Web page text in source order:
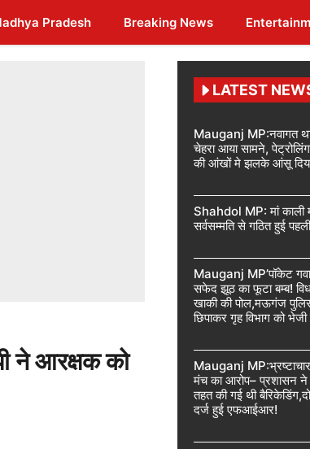
Pradesh Breaking News
ने आरक्षक को
LATEST
Mauganj MP:नवागत
चेहरा आया सामने,
की आंखों मे झलके आंसू दिया
Shahdol MP: मां काली
सर्वसम्मति से गठित हुई
Mauganj MP’पॉकेट
सफेद झूठ का फूटा बम्ब!
खाकी की पोल,मऊगंज
छिपाकर गृह विभाग को
Mauganj MP:भ्रष्टाचार
मंच का आरोप– प्रशासन ने
तहत की गई थी
दर्ज हुई एफआईआर!